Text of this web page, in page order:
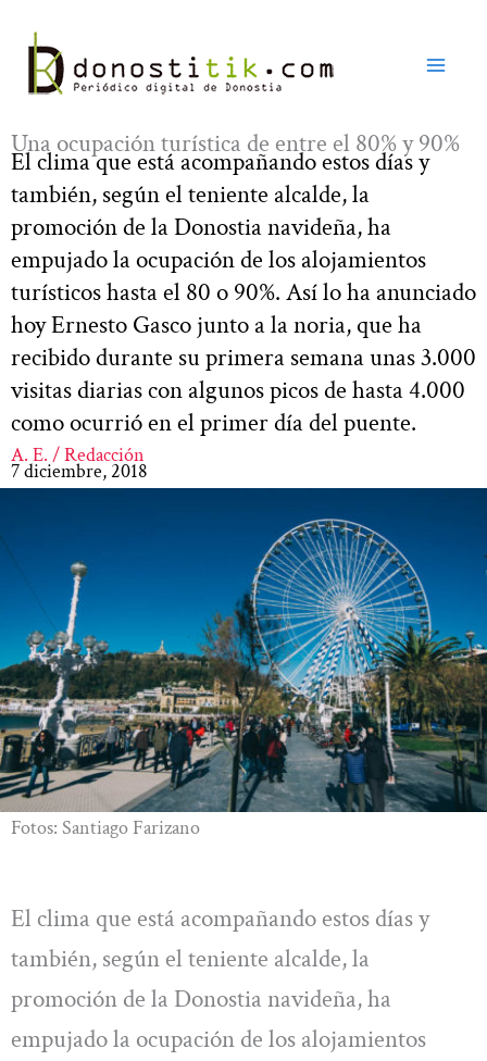
contenido
Una ocupación turística de entre el 80% y 90%
El clima que está acompañando estos días y
también, según el teniente alcalde, la
promoción de la Donostia navideña, ha
empujado la ocupación de los alojamientos
turísticos hasta el 80 o 90%. Así lo ha anunciado
hoy Ernesto Gasco junto a la noria, que ha
recibido durante su primera semana unas 3.000
visitas diarias con algunos picos de hasta 4.000
como ocurrió en el primer día del puente.
A. E. / Redacción
7 diciembre, 2018
Fotos: Santiago Farizano
El clima que está acompañando estos días y
también, según el teniente alcalde, la
promoción de la Donostia navideña, ha
empujado la ocupación de los alojamientos